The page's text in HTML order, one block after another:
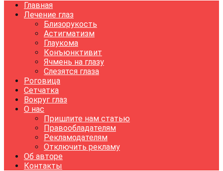
Главная
Лечение глаз
Близорукость
Астигматизм
Глаукома
Конъюнктивит
Ячмень на глазу
Слезятся глаза
Роговица
Сетчатка
Вокруг глаз
О нас
Пришлите нам статью
Правообладателям
Рекламодателям
Отключить рекламу
Об авторе
Контакты